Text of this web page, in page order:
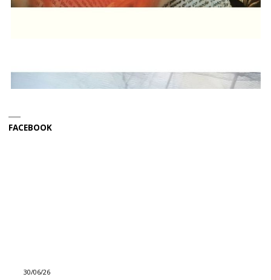
FACEBOOK
30/06/26